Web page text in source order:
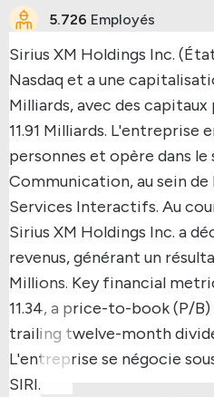
5.726 Employés
Sirius XM Holdings Inc.
Nasdaq et a une
Milliards, avec des
11.91 Milliards. L'entreprise
personnes et opère dans
Communication, au sein
Services Interactifs. Au
Sirius XM Holdings Inc. a
revenus, générant un
Millions. Key financial
11.34, a price-to-book (P/
trailing twelve-month
L'entreprise se négocie
SIRI.